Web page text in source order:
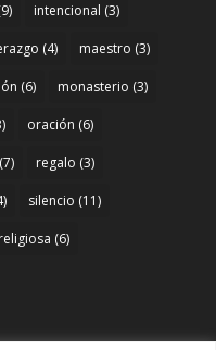
intencional (3)
(4) maestro (3)
(6) monasterio (3)
oración (6)
regalo (3)
silencio (11)
(6)